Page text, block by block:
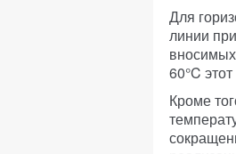
Для
линии
60°C
Кроме